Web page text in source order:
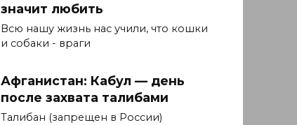
значит любить
Всю нашу жизнь нас учили, что кошки
и собаки - враги
Афганистан: Кабул — день
после захвата талибами
Талибан (запрещен в России)